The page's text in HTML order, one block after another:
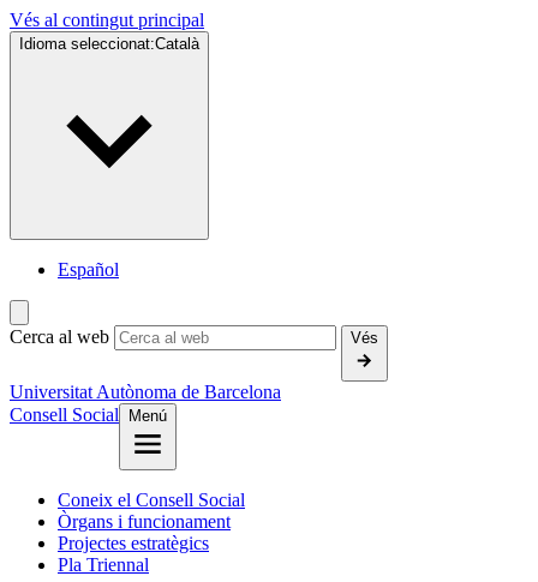
Vés al contingut principal
Idioma seleccionat:Català
Español
Cerca al web Vés
Universitat Autònoma de Barcelona
Consell Social
Menú
Coneix el Consell Social
Òrgans i funcionament
Projectes estratègics
Pla Triennal